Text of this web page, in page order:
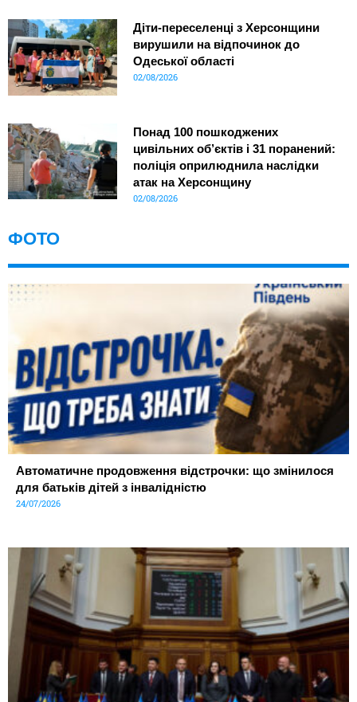
Діти-переселенці з Херсонщини
вирушили на відпочинок до
Одеської області
02/08/2026
Понад 100 пошкоджених
цивільних об’єктів і 31 поранений:
поліція оприлюднила наслідки
атак на Херсонщину
02/08/2026
ФОТО
Автоматичне продовження відстрочки: що змінилося
для батьків дітей з інвалідністю
24/07/2026